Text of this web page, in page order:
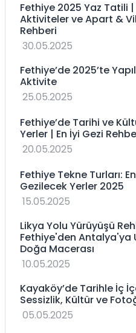
Fethiye 2025 Yaz Tatili
Aktiviteler ve Apart &
Rehberi
30.05.2025
Fethiye’de 2025’te
Aktivite
25.05.2025
Fethiye’de Tarihi ve
Yerler | En İyi Gezi
20.05.2025
Fethiye Tekne Turları:
Gezilecek Yerler 2025
15.05.2025
Likya Yolu Yürüyüşü
Fethiye'den Antalya'ya
Doğa Macerası
10.05.2025
Kayaköy’de Tarihle İç
Sessizlik, Kültür ve
05.05.2025